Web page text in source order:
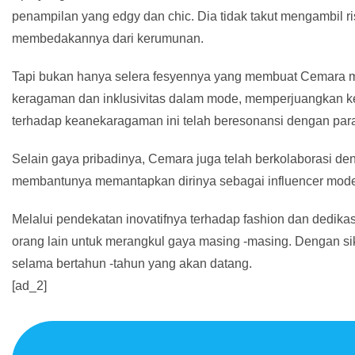
penampilan yang edgy dan chic. Dia tidak takut mengambil
membedakannya dari kerumunan.
Tapi bukan hanya selera fesyennya yang membuat
keragaman dan inklusivitas dalam mode, memperjuangkan
terhadap keanekaragaman ini telah beresonansi dengan
Selain gaya pribadinya, Cemara juga telah berkolaborasi
membantunya memantapkan dirinya sebagai influencer
Melalui pendekatan inovatifnya terhadap fashion dan
orang lain untuk merangkul gaya masing -masing. Dengan
selama bertahun -tahun yang akan datang.
[ad_2]